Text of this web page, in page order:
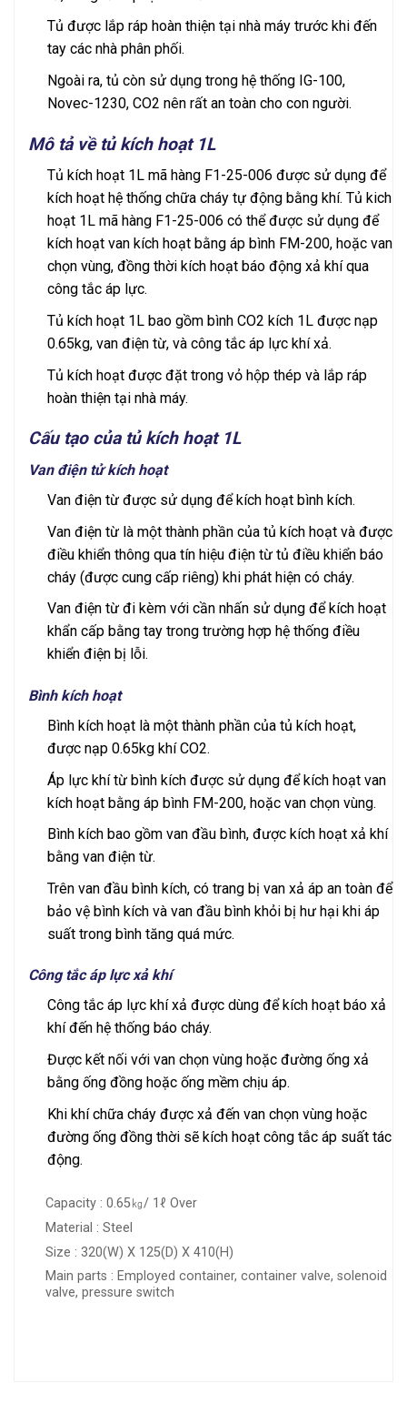
Tủ được lắp ráp hoàn thiện tại nhà máy trước khi đến
tay các nhà phân phối.
Ngoài ra, tủ còn sử dụng trong hệ thống IG-100,
Novec-1230, CO2 nên rất an toàn cho con người.
Mô tả về tủ kích hoạt 1L
Tủ kích hoạt 1L mã hàng F1-25-006 được sử dụng để
kích hoạt hệ thống chữa cháy tự động bằng khí. Tủ kich
hoạt 1L mã hàng F1-25-006 có thể được sử dụng để
kích hoạt van kích hoạt bằng áp bình FM-200, hoặc van
chọn vùng, đồng thời kích hoạt báo động xả khí qua
công tắc áp lực.
Tủ kích hoạt 1L bao gồm bình CO2 kích 1L được nạp
0.65kg, van điện từ, và công tắc áp lực khí xả.
Tủ kích hoạt được đặt trong vỏ hộp thép và lắp ráp
hoàn thiện tại nhà máy.
Cấu tạo của tủ kích hoạt 1L
Van điện tử kích hoạt
Van điện từ được sử dụng để kích hoạt bình kích.
Van điện từ là một thành phần của tủ kích hoạt và được
điều khiển thông qua tín hiệu điện từ tủ điều khiển báo
cháy (được cung cấp riêng) khi phát hiện có cháy.
Van điện từ đi kèm với cần nhấn sử dụng để kích hoạt
khẩn cấp bằng tay trong trường hợp hệ thống điều
khiển điện bị lỗi.
Bình kích hoạt
Bình kích hoạt là một thành phần của tủ kích hoạt,
được nạp 0.65kg khí CO2.
Áp lực khí từ bình kích được sử dụng để kích hoạt van
kích hoạt bằng áp bình FM-200, hoặc van chọn vùng.
Bình kích bao gồm van đầu bình, được kích hoạt xả khí
bằng van điện từ.
Trên van đầu bình kích, có trang bị van xả áp an toàn để
bảo vệ bình kích và van đầu bình khỏi bị hư hại khi áp
suất trong bình tăng quá mức.
Công tắc áp lực xả khí
Công tắc áp lực khí xả được dùng để kích hoạt báo xả
khí đến hệ thống báo cháy.
Được kết nối với van chọn vùng hoặc đường ống xả
bằng ống đồng hoặc ống mềm chịu áp.
Khi khí chữa cháy được xả đến van chọn vùng hoặc
đường ống đồng thời sẽ kích hoạt công tắc áp suất tác
động.
Capacity : 0.65㎏/ 1ℓ Over
Material : Steel
Size : 320(W) X 125(D) X 410(H)
Main parts : Employed container, container valve, solenoid
valve, pressure switch